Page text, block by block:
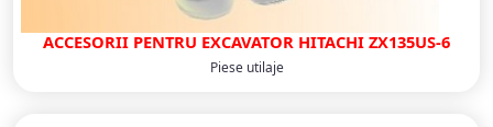
ACCESORII PENTRU EXCAVATOR HITACHI ZX135US-6
Piese utilaje